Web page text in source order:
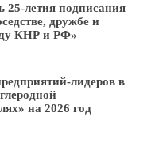
25-летия подписания
дружбе и
КНР и РФ»
лидеров в
на 2026 год